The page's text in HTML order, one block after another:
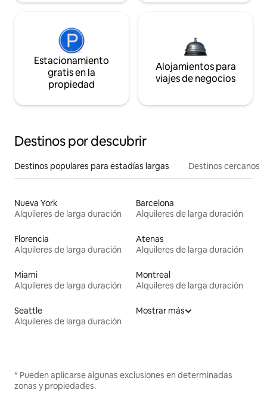
Estacionamiento
gratis en la
propiedad
Alojamientos para
viajes de negocios
Destinos por descubrir
Destinos populares para estadías largas Destinos cercanos
Nueva York
Alquileres de larga duración
Barcelona
Alquileres de larga duración
Florencia
Alquileres de larga duración
Atenas
Alquileres de larga duración
Miami
Alquileres de larga duración
Montreal
Alquileres de larga duración
Seattle
Alquileres de larga duración
Mostrar más
* Pueden aplicarse algunas exclusiones en determinadas
zonas y propiedades.